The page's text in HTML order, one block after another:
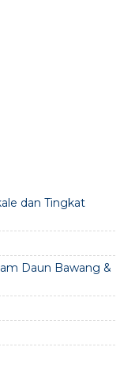
dan Tingkat
Daun Bawang &